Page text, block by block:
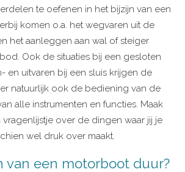
te oefenen in het bijzijn van een
komen o.a. het wegvaren uit de
het aanleggen aan wal of steiger
Ook de situaties bij een gesloten
en uitvaren bij een sluis krijgen de
natuurlijk ook de bediening van de
alle instrumenten en functies. Maak
over de dingen waar jij je
wel druk over maakt.
van een motorboot duur?